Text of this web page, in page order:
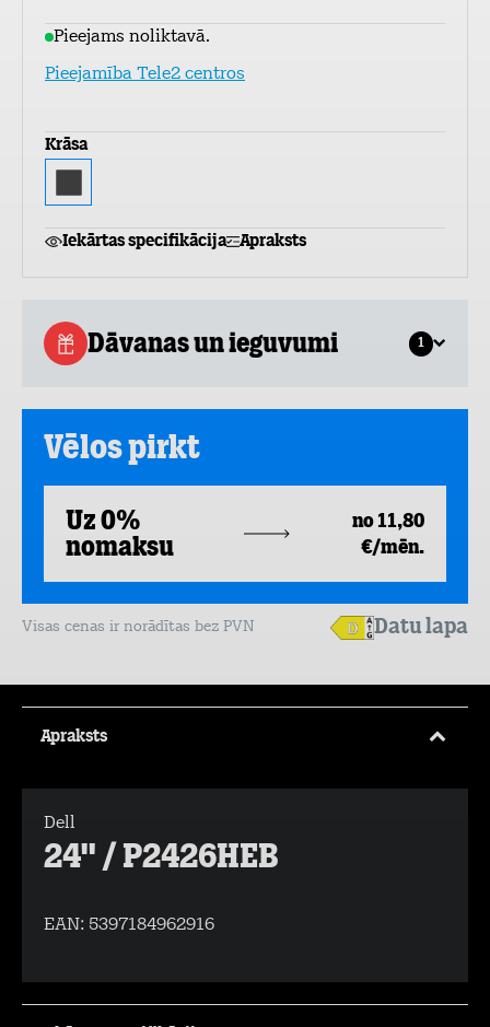
Pieejams noliktavā.
Pieejamība Tele2 centros
Krāsa
Iekārtas specifikācija Apraksts
Dāvanas un ieguvumi 1
Vēlos pirkt
Uz 0%
nomaksu
no 11,80
€/mēn.
Visas cenas ir norādītas bez PVN Datu lapa
Apraksts
Dell
24" / P2426HEB
EAN: 5397184962916